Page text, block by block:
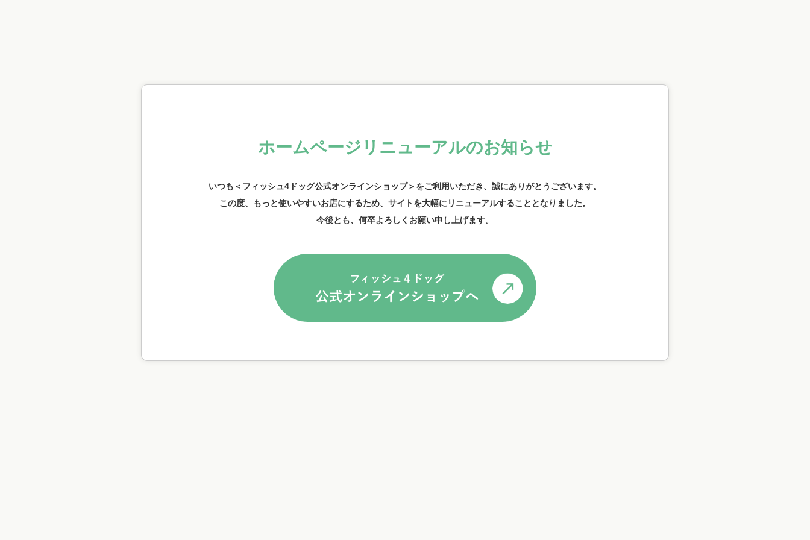
ホームページリニューアルのお知らせ
いつも＜フィッシュ4ドッグ公式オンラインショップ＞をご利用いただき、 誠にありがとうございます。
この度、もっと使いやすいお店にするため、 サイトを大幅にリニューアルすることとなりました。
今後とも、何卒よろしくお願い申し上げます。